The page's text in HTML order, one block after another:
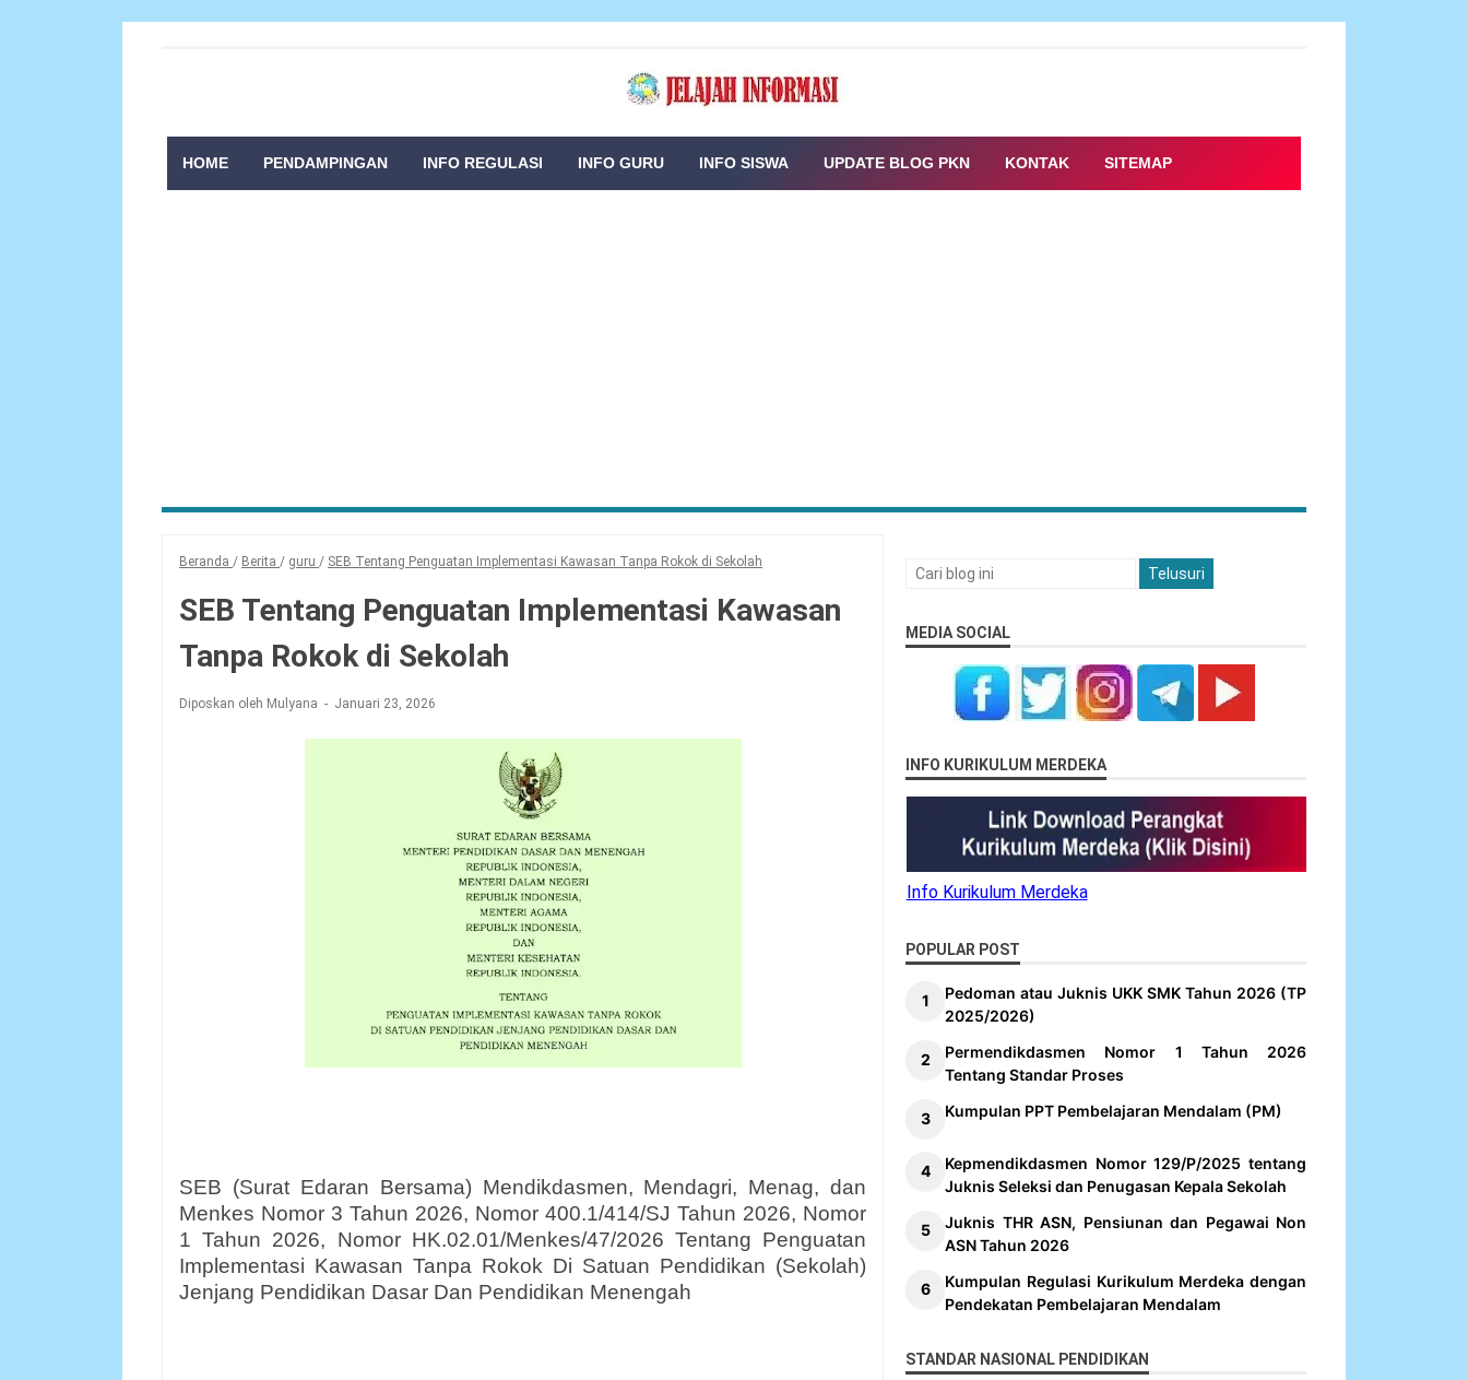
HOME PENDAMPINGAN INFO REGULASI INFO GURU INFO SISWA UPDATE BLOG PKN KONTAK SITEMAP
Beranda / Berita / guru / SEB Tentang Penguatan Implementasi Kawasan Tanpa Rokok di Sekolah
SEB Tentang Penguatan Implementasi Kawasan
Tanpa Rokok di Sekolah
Diposkan oleh Mulyana Januari 23, 2026
SEB (Surat Edaran Bersama) Mendikdasmen, Mendagri, Menag, dan
Menkes Nomor 3 Tahun 2026, Nomor 400.1/414/SJ Tahun 2026, Nomor
1 Tahun 2026, Nomor HK.02.01/Menkes/47/2026 Tentang Penguatan
Implementasi Kawasan Tanpa Rokok Di Satuan Pendidikan (Sekolah)
Jenjang Pendidikan Dasar Dan Pendidikan Menengah
MEDIA SOCIAL
INFO KURIKULUM MERDEKA
Info Kurikulum Merdeka
POPULAR POST
Pedoman atau Juknis UKK SMK Tahun 2026 (TP
2025/2026)
Permendikdasmen Nomor 1 Tahun 2026
Tentang Standar Proses
Kumpulan PPT Pembelajaran Mendalam (PM)
Kepmendikdasmen Nomor 129/P/2025 tentang
Juknis Seleksi dan Penugasan Kepala Sekolah
Juknis THR ASN, Pensiunan dan Pegawai Non
ASN Tahun 2026
Kumpulan Regulasi Kurikulum Merdeka dengan
Pendekatan Pembelajaran Mendalam
STANDAR NASIONAL PENDIDIKAN